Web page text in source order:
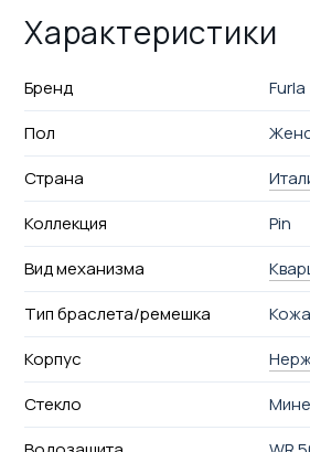
Характеристики
Бренд
Furla
Пол
Страна
Коллекция
Pin
Вид механизма
Тип браслета/ремешка
Корпус
Стекло